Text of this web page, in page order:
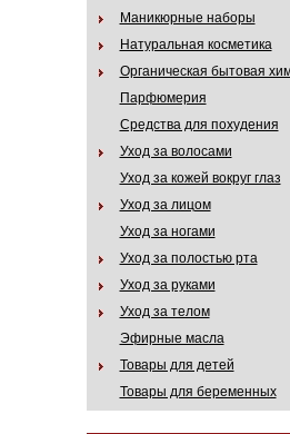
Маникюрные наборы
Натуральная косметика
Органическая бытовая
Парфюмерия
Средства для похудения
Уход за волосами
Уход за кожей вокруг глаз
Уход за лицом
Уход за ногами
Уход за полостью рта
Уход за руками
Уход за телом
Эфирные масла
Товары для детей
Товары для беременных